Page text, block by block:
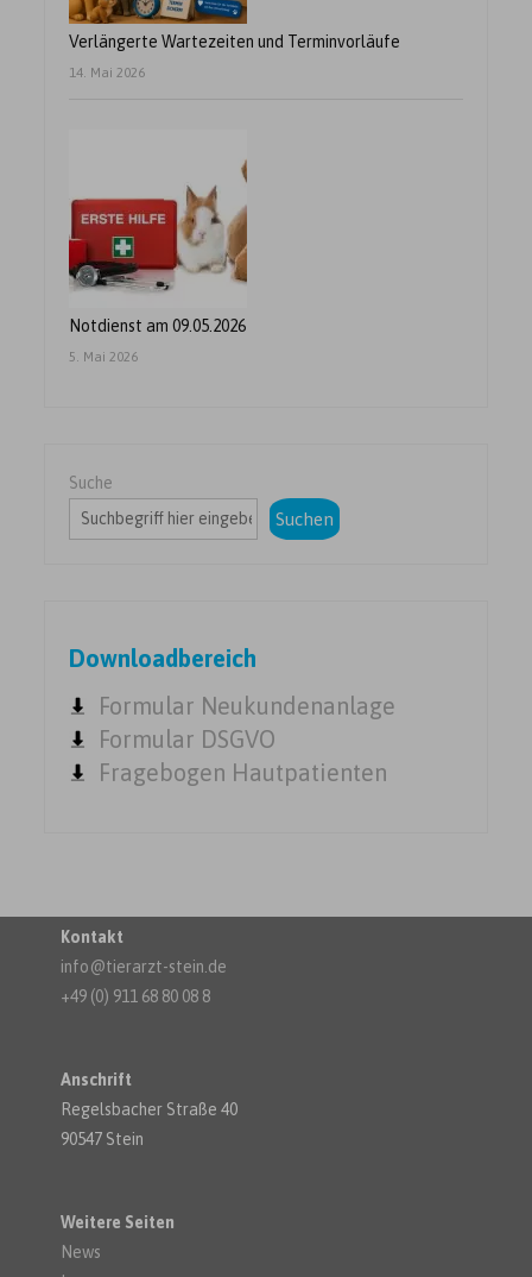
Verlängerte Wartezeiten und Terminvorläufe
14. Mai 2026
Notdienst am 09.05.2026
5. Mai 2026
Suche
Suchen
Downloadbereich
Formular Neukundenanlage
Formular DSGVO
Fragebogen Hautpatienten
Kontakt
info@tierarzt-stein.de
+49 (0) 911 68 80 08 8
Anschrift
Regelsbacher Straße 40
90547 Stein
Weitere Seiten
News